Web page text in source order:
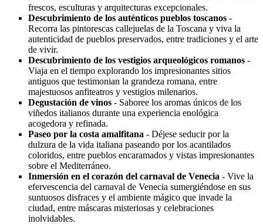
frescos, esculturas y arquitecturas excepcionales.
Descubrimiento de los auténticos pueblos toscanos -
Recorra las pintorescas callejuelas de la Toscana y viva la
autenticidad de pueblos preservados, entre tradiciones y el arte
de vivir.
Descubrimiento de los vestigios arqueológicos romanos -
Viaja en el tiempo explorando los impresionantes sitios
antiguos que testimonian la grandeza romana, entre
majestuosos anfiteatros y vestigios milenarios.
Degustación de vinos - Saboree los aromas únicos de los
viñedos italianos durante una experiencia enológica
acogedora y refinada.
Paseo por la costa amalfitana - Déjese seducir por la
dulzura de la vida italiana paseando por los acantilados
coloridos, entre pueblos encaramados y vistas impresionantes
sobre el Mediterráneo.
Inmersión en el corazón del carnaval de Venecia - Vive la
efervescencia del carnaval de Venecia sumergiéndose en sus
suntuosos disfraces y el ambiente mágico que invade la
ciudad, entre máscaras misteriosas y celebraciones
inolvidables.